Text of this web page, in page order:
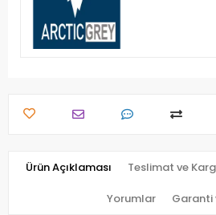
Ürün Açıklaması Teslimat ve
Yorumlar Garanti